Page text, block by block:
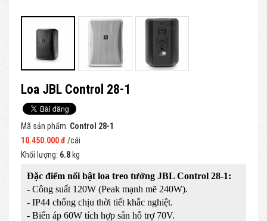
Loa JBL Control 28-1
Mã sản phẩm: Control 28-1
10.450.000 đ /cái
Khối lượng: 6.8 kg
Đặc điểm nổi bật loa treo tường JBL Control 28-1:
- Công suất 120W (Peak mạnh mẽ 240W).
- IP44 chống chịu thời tiết khắc nghiệt.
- Biến áp 60W tích hợp sẵn hỗ trợ 70V.